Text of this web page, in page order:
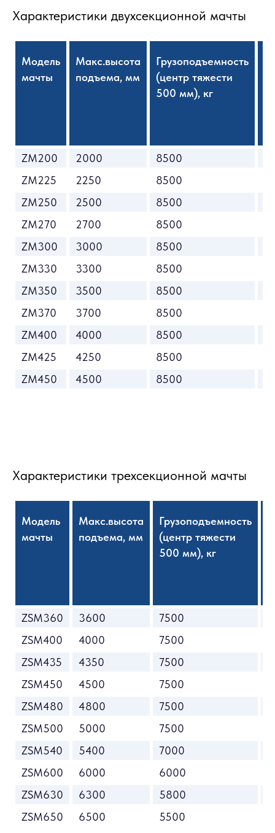
Характеристики двухсекционной мачты
Модель
мачты
Макс.высота
подъема, мм
Грузоподъемность
(центр тяжести
500 мм), кг
ZM200 2000 8500
ZM225
2250 8500
ZM250
2500 8500
ZM270
2700 8500
ZM300
3000 8500
ZM330
3300 8500
ZM350
3500 8500
ZM370
3700 8500
ZM400
4000 8500
ZM425
4250 8500
ZM450
4500 8500
Характеристики трехсекционной мачты
Модель
мачты
Макс.высота
подъема, мм
Грузоподъемность
(центр тяжести
500 мм), кг
ZSM360 3600 7500
ZSM400
4000 7500
ZSM435
4350 7500
ZSM450
4500 7500
ZSM480
4800 7500
ZSM500
5000 7500
ZSM540
5400 7000
ZSM600
6000 6000
ZSM630
6300 5800
ZSM650
6500 5500